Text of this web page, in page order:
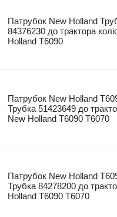
Патрубок New Holland
84376230 до трактора
Holland T6090
Патрубок New Holland
Трубка 51423649 до
New Holland T6090 T6070
Патрубок New Holland
Трубка 84278200 до
Holland T6090 T6070